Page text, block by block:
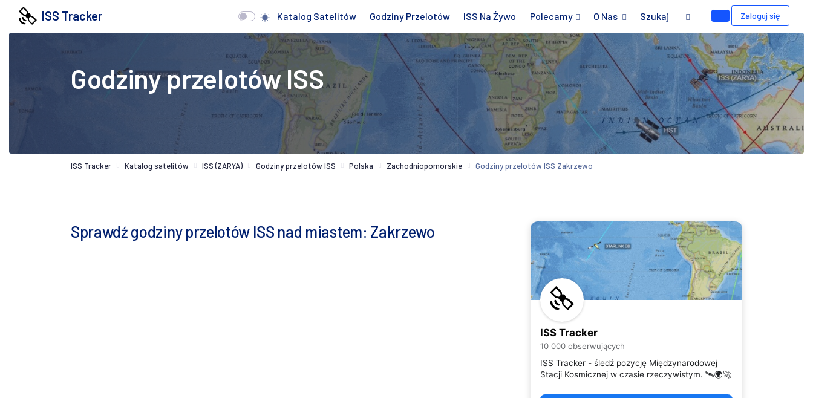
ISS Tracker Katalog Satelitów Godziny Przelotów ISS Na Żywo Polecamy O Nas Szukaj Zaloguj się
Godziny przelotów ISS
ISS Tracker Katalog satelitów ISS (ZARYA) Godziny przelotów ISS Polska Zachodniopomorskie Godziny przelotów ISS Zakrzewo
Sprawdź godziny przelotów ISS nad miastem: Zakrzewo
ISS Tracker
10 000 obserwujących
ISS Tracker - śledź pozycję Międzynarodowej
Stacji Kosmicznej w czasie rzeczywistym. 🛰️🌍🚀